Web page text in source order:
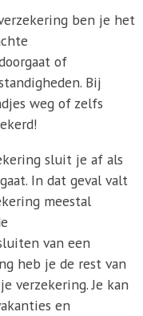
ben je het
of
Bij
weg of zelfs
sluit je af als
In dat geval valt
meestal
van een
heb je de rest van
verzekering. Je kan
en